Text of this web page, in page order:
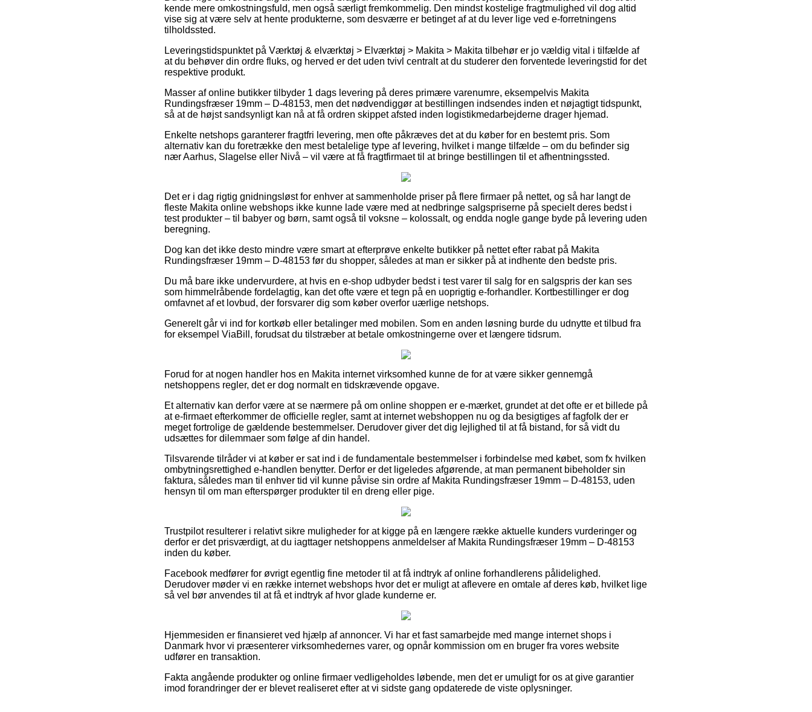
kende mere omkostningsfuld, men også særligt fremkommelig. Den mindst kostelige fragtmulighed vil dog altid
vise sig at være selv at hente produkterne, som desværre er betinget af at du lever lige ved e-forretningens
tilholdssted.
Leveringstidspunktet på Værktøj & elværktøj > Elværktøj > Makita > Makita tilbehør er jo vældig vital i tilfælde af
at du behøver din ordre fluks, og herved er det uden tvivl centralt at du studerer den forventede leveringstid for det
respektive produkt.
Masser af online butikker tilbyder 1 dags levering på deres primære varenumre, eksempelvis Makita
Rundingsfræser 19mm – D-48153, men det nødvendiggør at bestillingen indsendes inden et nøjagtigt tidspunkt,
så at de højst sandsynligt kan nå at få ordren skippet afsted inden logistikmedarbejderne drager hjemad.
Enkelte netshops garanterer fragtfri levering, men ofte påkræves det at du køber for en bestemt pris. Som
alternativ kan du foretrække den mest betalelige type af levering, hvilket i mange tilfælde – om du befinder sig
nær Aarhus, Slagelse eller Nivå – vil være at få fragtfirmaet til at bringe bestillingen til et afhentningssted.
Det er i dag rigtig gnidningsløst for enhver at sammenholde priser på flere firmaer på nettet, og så har langt de
fleste Makita online webshops ikke kunne lade være med at nedbringe salgspriserne på specielt deres bedst i
test produkter – til babyer og børn, samt også til voksne – kolossalt, og endda nogle gange byde på levering uden
beregning.
Dog kan det ikke desto mindre være smart at efterprøve enkelte butikker på nettet efter rabat på Makita
Rundingsfræser 19mm – D-48153 før du shopper, således at man er sikker på at indhente den bedste pris.
Du må bare ikke undervurdere, at hvis en e-shop udbyder bedst i test varer til salg for en salgspris der kan ses
som himmelråbende fordelagtig, kan det ofte være et tegn på en uoprigtig e-forhandler. Kortbestillinger er dog
omfavnet af et lovbud, der forsvarer dig som køber overfor uærlige netshops.
Generelt går vi ind for kortkøb eller betalinger med mobilen. Som en anden løsning burde du udnytte et tilbud fra
for eksempel ViaBill, forudsat du tilstræber at betale omkostningerne over et længere tidsrum.
Forud for at nogen handler hos en Makita internet virksomhed kunne de for at være sikker gennemgå
netshoppens regler, det er dog normalt en tidskrævende opgave.
Et alternativ kan derfor være at se nærmere på om online shoppen er e-mærket, grundet at det ofte er et billede på
at e-firmaet efterkommer de officielle regler, samt at internet webshoppen nu og da besigtiges af fagfolk der er
meget fortrolige de gældende bestemmelser. Derudover giver det dig lejlighed til at få bistand, for så vidt du
udsættes for dilemmaer som følge af din handel.
Tilsvarende tilråder vi at køber er sat ind i de fundamentale bestemmelser i forbindelse med købet, som fx hvilken
ombytningsrettighed e-handlen benytter. Derfor er det ligeledes afgørende, at man permanent bibeholder sin
faktura, således man til enhver tid vil kunne påvise sin ordre af Makita Rundingsfræser 19mm – D-48153, uden
hensyn til om man efterspørger produkter til en dreng eller pige.
Trustpilot resulterer i relativt sikre muligheder for at kigge på en længere række aktuelle kunders vurderinger og
derfor er det prisværdigt, at du iagttager netshoppens anmeldelser af Makita Rundingsfræser 19mm – D-48153
inden du køber.
Facebook medfører for øvrigt egentlig fine metoder til at få indtryk af online forhandlerens pålidelighed.
Derudover møder vi en række internet webshops hvor det er muligt at aflevere en omtale af deres køb, hvilket lige
så vel bør anvendes til at få et indtryk af hvor glade kunderne er.
Hjemmesiden er finansieret ved hjælp af annoncer. Vi har et fast samarbejde med mange internet shops i
Danmark hvor vi præsenterer virksomhedernes varer, og opnår kommission om en bruger fra vores website
udfører en transaktion.
Fakta angående produkter og online firmaer vedligeholdes løbende, men det er umuligt for os at give garantier
imod forandringer der er blevet realiseret efter at vi sidste gang opdaterede de viste oplysninger.